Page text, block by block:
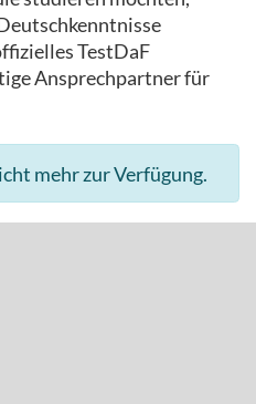
TestDaF
Ansprechpartner für
mehr zur Verfügung.